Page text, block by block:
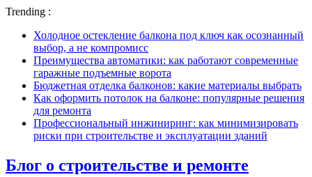
Trending :
Холодное остекление балкона под ключ как осознанный
выбор, а не компромисс
Преимущества автоматики: как работают современные
гаражные подъемные ворота
Бюджетная отделка балконов: какие материалы выбрать
Как оформить потолок на балконе: популярные решения
для ремонта
Профессиональный инжиниринг: как минимизировать
риски при строительстве и эксплуатации зданий
Блог о строительстве и ремонте